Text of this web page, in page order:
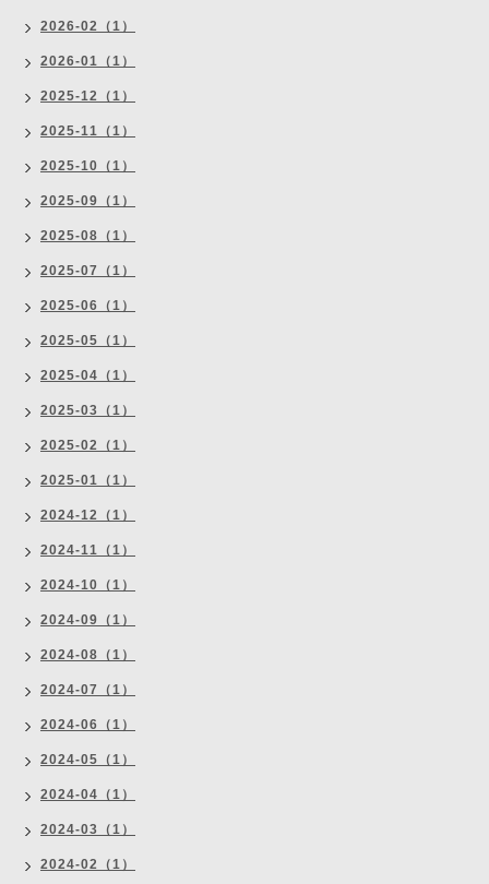
2026-02（1）
2026-01（1）
2025-12（1）
2025-11（1）
2025-10（1）
2025-09（1）
2025-08（1）
2025-07（1）
2025-06（1）
2025-05（1）
2025-04（1）
2025-03（1）
2025-02（1）
2025-01（1）
2024-12（1）
2024-11（1）
2024-10（1）
2024-09（1）
2024-08（1）
2024-07（1）
2024-06（1）
2024-05（1）
2024-04（1）
2024-03（1）
2024-02（1）